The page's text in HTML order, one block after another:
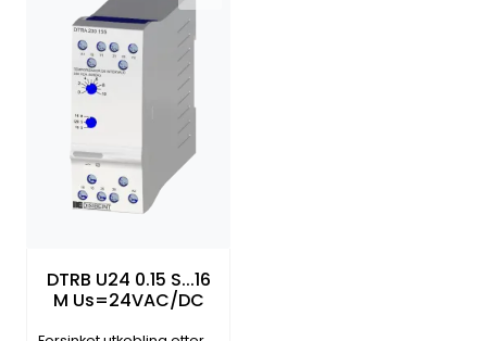
DTRB U24 0.15 S...16
M Us=24VAC/DC